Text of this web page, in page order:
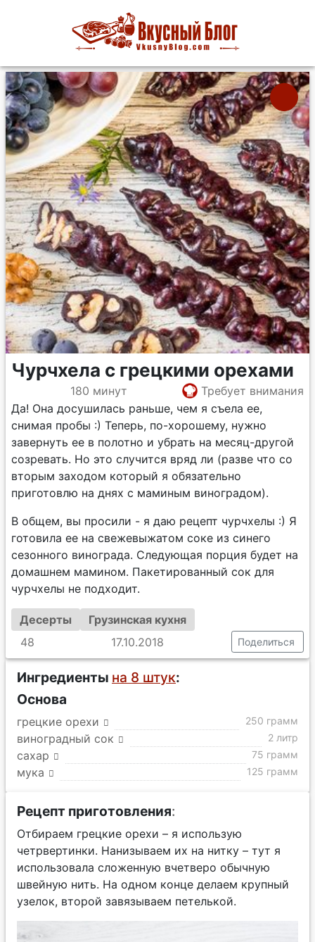
Чурчхела с грецкими орехами
180 минут
Требует внимания
Да! Она досушилась раньше, чем я съела ее,
снимая пробы :) Теперь, по-хорошему, нужно
завернуть ее в полотно и убрать на месяц-другой
созревать. Но это случится вряд ли (разве что со
вторым заходом который я обязательно
приготовлю на днях с маминым виноградом).
В общем, вы просили - я даю рецепт чурчхелы :) Я
готовила ее на свежевыжатом соке из синего
сезонного винограда. Следующая порция будет на
домашнем мамином. Пакетированный сок для
чурчхелы не подходит.
Десерты
Грузинская кухня
48
17.10.2018 Поделиться
Ингредиенты на 8 штук:
Основа
грецкие орехи 250 грамм
виноградный сок 2 литр
сахар 75 грамм
мука 125 грамм
Рецепт приготовления:
Отбираем грецкие орехи – я использую
четрвертинки. Нанизываем их на нитку – тут я
использовала сложенную вчетверо обычную
швейную нить. На одном конце делаем крупный
узелок, второй завязываем петелькой.